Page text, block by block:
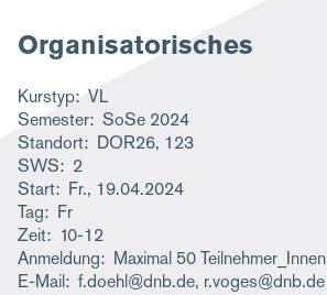
t
o
n
Organisatorisches
Kurstyp VL
Semester SoSe 2024
Standort
DOR26, 123
SWS
2
Start
Fr., 19.04.2024
Tag
Fr
Zeit
10-12
Anmeldung
Maximal 50 Teilnehmer_Innen
E-Mail f.doehl@dnb.de, r.voges@dnb.de